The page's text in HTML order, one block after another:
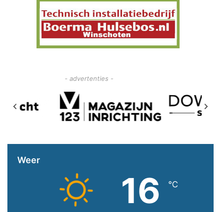
- advertenties -
Weer
16 ℃